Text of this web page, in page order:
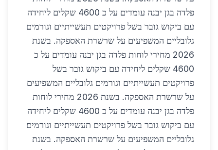
פלדה בגן יבנה עומדים על כ 4600 שקלים ליחידה
עם ביקוש גובר בשל פרויקטים תעשייתיים וגורמים
גלובליים המשפיעים על שרשרת האספקה. בשנת
2026 מחירי לוחות פלדה בגן יבנה עומדים על כ
4600 שקלים ליחידה עם ביקוש גובר בשל
פרויקטים תעשייתיים וגורמים גלובליים המשפיעים
על שרשרת האספקה. בשנת 2026 מחירי לוחות
פלדה בגן יבנה עומדים על כ 4600 שקלים ליחידה
עם ביקוש גובר בשל פרויקטים תעשייתיים וגורמים
גלובליים המשפיעים על שרשרת האספקה. בשנת